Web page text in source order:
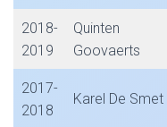
2018-
2019
Quinten
Goovaerts
2017-
2018
Karel De Smet